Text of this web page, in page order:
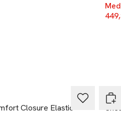
30 dagar
Closure Elastic